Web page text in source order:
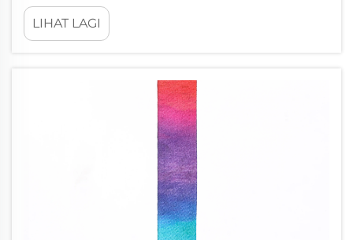
mengukuhkan nilai organisasi di pelbagai lanskap
profesional. Walaupun pingat dan trofi berfungsi sebagai
LIHAT LAGI